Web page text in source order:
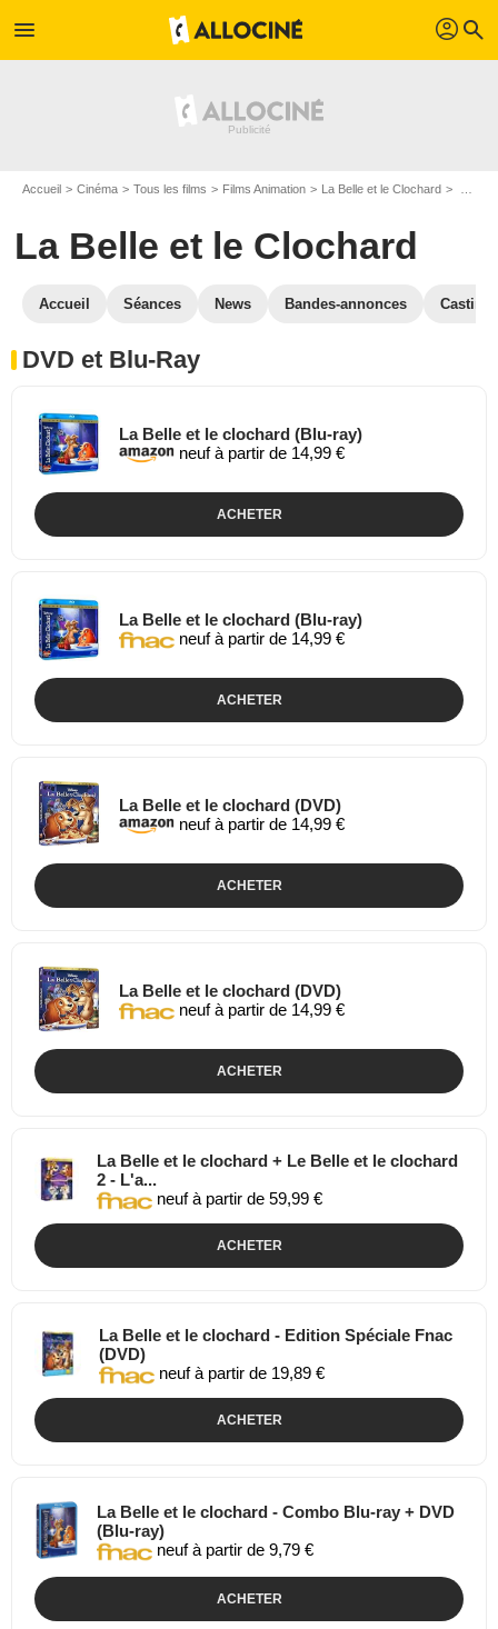
menu profil search
Accueil Cinéma Tous les films Films Animation La Belle et le Clochard
La Belle et le Clochard
Accueil Séances News Bandes-annonces Casting
DVD et Blu-Ray
La Belle et le clochard (Blu-ray)
neuf à partir de 14,99 €
ACHETER
La Belle et le clochard (Blu-ray)
neuf à partir de 14,99 €
ACHETER
La Belle et le clochard (DVD)
neuf à partir de 14,99 €
ACHETER
La Belle et le clochard (DVD)
neuf à partir de 14,99 €
ACHETER
La Belle et le clochard + Le Belle et le clochard
2 - L'a...
neuf à partir de 59,99 €
ACHETER
La Belle et le clochard - Edition Spéciale Fnac
(DVD)
neuf à partir de 19,89 €
ACHETER
La Belle et le clochard - Combo Blu-ray + DVD
(Blu-ray)
neuf à partir de 9,79 €
ACHETER